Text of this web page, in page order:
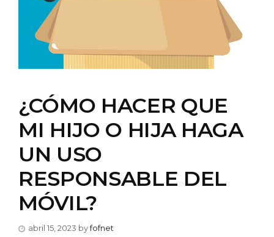
¿CÓMO HACER QUE
MI HIJO O HIJA HAGA
UN USO
RESPONSABLE DEL
MÓVIL?
abril 15, 2023 byfofnet